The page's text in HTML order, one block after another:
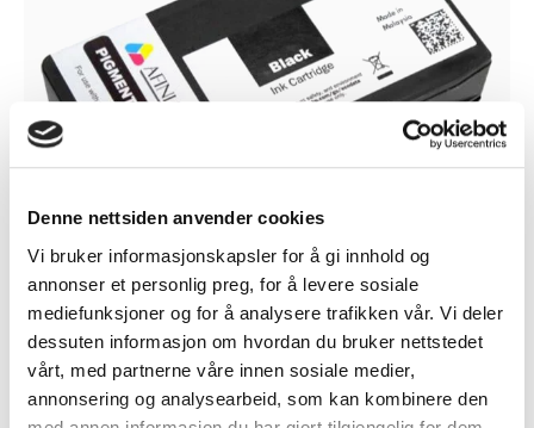
Denne nettsiden anvender cookies
Vi bruker informasjonskapsler for å gi innhold og
annonser et personlig preg, for å levere sosiale
mediefunksjoner og for å analysere trafikken vår. Vi deler
dessuten informasjon om hvordan du bruker nettstedet
vårt, med partnerne våre innen sosiale medier,
annonsering og analysearbeid, som kan kombinere den
Afinia L501/L502 Black Pigment ink